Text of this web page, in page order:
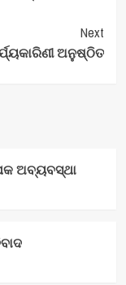
Next
ଅନୁଷ୍ଠିତ
ଅବ୍ୟବସ୍ଥା